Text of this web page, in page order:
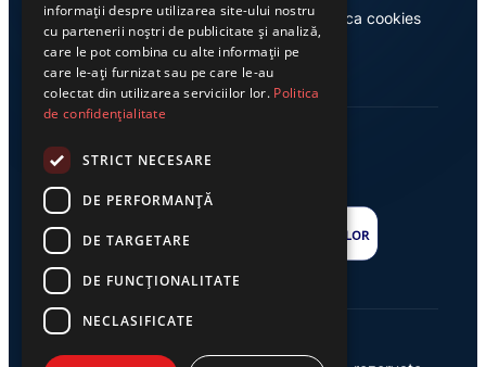
Casa de editură Exclusiv Politica cookies
informații despre utilizarea site-ului nostru
cu partenerii noștri de publicitate și analiză,
care le pot combina cu alte informații pe
care le-ați furnizat sau pe care le-au
colectat din utilizarea serviciilor lor. Politica
de confidențialitate
STRICT NECESARE
DE PERFORMANȚĂ
DE TARGETARE
DE FUNCŢIONALITATE
NECLASIFICATE